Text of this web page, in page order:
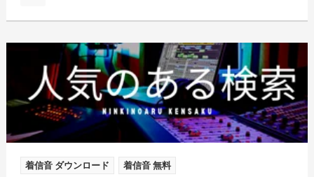
着信音 ダウンロード 着信音 無料